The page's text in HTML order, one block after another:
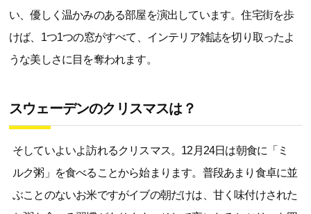
い、優しく温かみのある部屋を演出しています。住宅街を歩
けば、1つ1つの窓がすべて、インテリア雑誌を切り取ったよ
うな美しさに目を奪われます。
スウェーデンのクリスマスは？
そしていよいよ訪れるクリスマス。12月24日は朝食に「ミ
ルク粥」を食べることから始まります。普段あまり食卓に並
ぶことのないお米ですがイブの朝だけは、甘く味付けされた